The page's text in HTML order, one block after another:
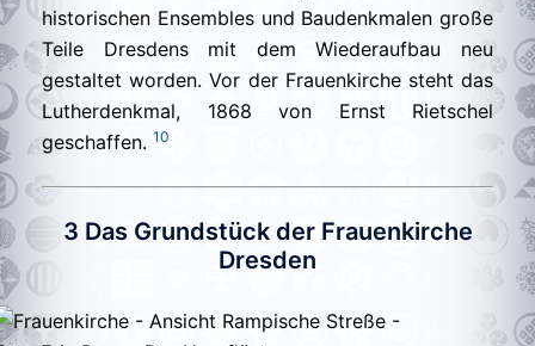
historischen Ensembles und Baudenkmalen große
Teile Dresdens mit dem Wiederaufbau neu
gestaltet worden. Vor der Frauenkirche steht das
Lutherdenkmal, 1868 von Ernst Rietschel
geschaffen. 10
3 Das Grundstück der Frauenkirche
Dresden